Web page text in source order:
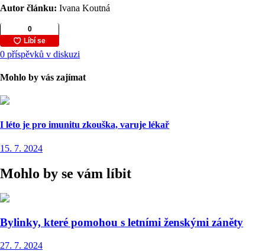
Autor článku: Ivana Koutná
0 příspěvků v diskuzi
Mohlo by vás zajímat
I léto je pro imunitu zkouška, varuje lékař
15. 7. 2024
Mohlo by se vám líbit
Bylinky, které pomohou s letními ženskými záněty
27. 7. 2024